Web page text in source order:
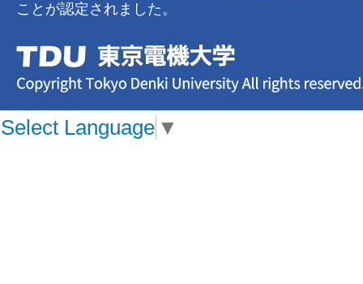
ことが認定されました。
Select Language ▼